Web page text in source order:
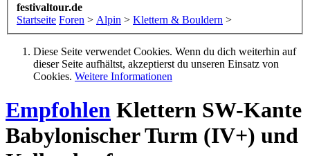
festivaltour.de
Startseite Foren > Alpin > Klettern & Bouldern >
Diese Seite verwendet Cookies. Wenn du dich weiterhin auf
dieser Seite aufhältst, akzeptierst du unseren Einsatz von
Cookies. Weitere Informationen
Empfohlen Klettern SW-Kante
Babylonischer Turm (IV+) und